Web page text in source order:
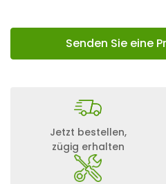
Senden Sie eine
Jetzt bestellen,
zügig erhalten